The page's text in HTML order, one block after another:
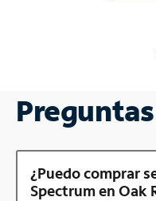
¿Puedo comprar
Spectrum en Oak